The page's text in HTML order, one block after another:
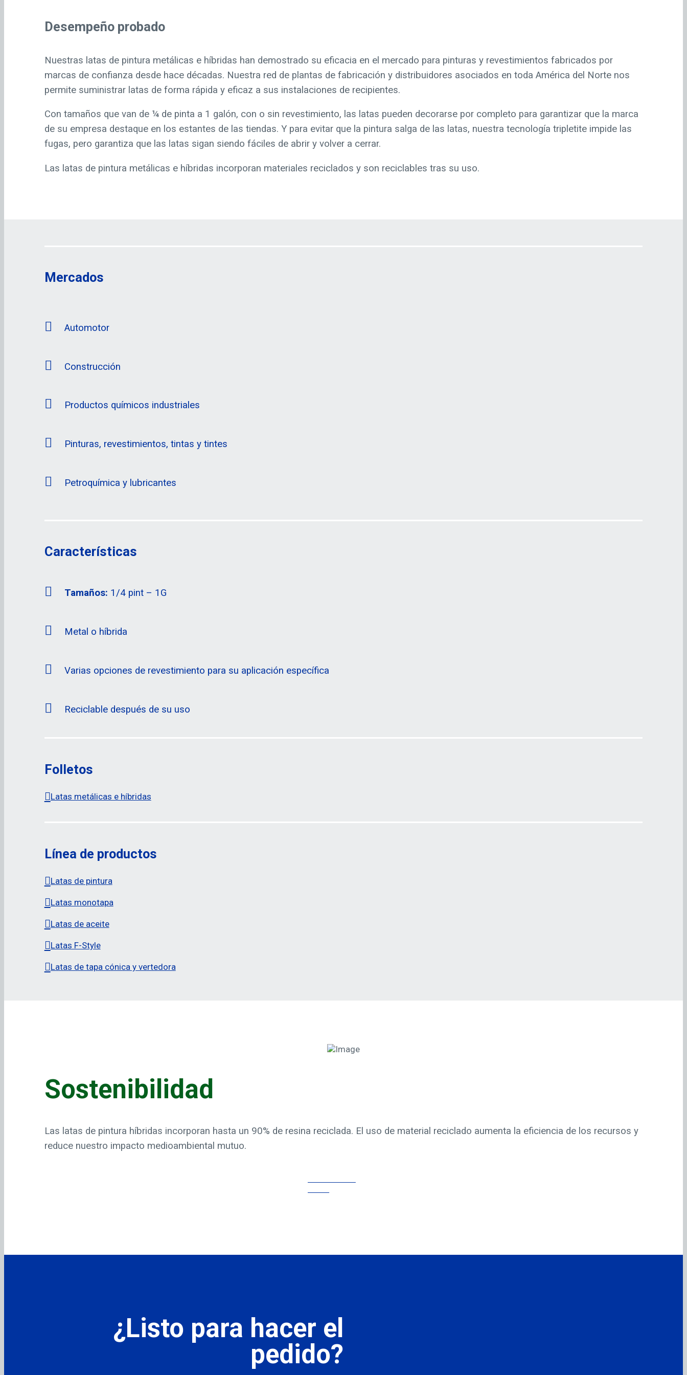
Desempeño probado
Nuestras latas de pintura metálicas e híbridas han demostrado su eficacia en el mercado para pinturas y revestimientos fabricados por
marcas de confianza desde hace décadas. Nuestra red de plantas de fabricación y distribuidores asociados en toda América del Norte nos
permite suministrar latas de forma rápida y eficaz a sus instalaciones de recipientes.
Con tamaños que van de ¼ de pinta a 1 galón, con o sin revestimiento, las latas pueden decorarse por completo para garantizar que la marca
de su empresa destaque en los estantes de las tiendas. Y para evitar que la pintura salga de las latas, nuestra tecnología tripletite impide las
fugas, pero garantiza que las latas sigan siendo fáciles de abrir y volver a cerrar.
Las latas de pintura metálicas e híbridas incorporan materiales reciclados y son reciclables tras su uso.
Mercados
Automotor
Construcción
Productos químicos industriales
Pinturas, revestimientos, tintas y tintes
Petroquímica y lubricantes
Características
Tamaños: 1/4 pint – 1G
Metal o híbrida
Varias opciones de revestimiento para su aplicación específica
Reciclable después de su uso
Folletos
Latas metálicas e híbridas
Línea de productos
Latas de pintura
Latas monotapa
Latas de aceite
Latas F-Style
Latas de tapa cónica y vertedora
Sostenibilidad
Las latas de pintura híbridas incorporan hasta un 90% de resina reciclada. El uso de material reciclado aumenta la eficiencia de los recursos y
reduce nuestro impacto medioambiental mutuo.
¿Listo para hacer el
pedido?